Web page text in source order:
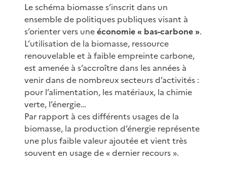
Le schéma biomasse s’inscrit dans un
ensemble de politiques publiques visant à
s’orienter vers uneéconomie « bas-carbone ».
L’utilisation de la biomasse, ressource
renouvelable et à faible empreinte carbone,
est amenée à s’accroître dans les années à
venir dans de nombreux secteurs d’activités :
pour l’alimentation, les matériaux, la chimie
verte, l’énergie…
Par rapport à ces différents usages de la
biomasse, la production d’énergie représente
une plus faible valeur ajoutée et vient très
souvent en usage de « dernier recours ».